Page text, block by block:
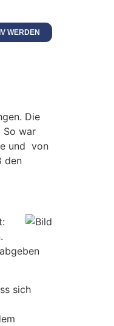
WERDEN
Die
So war
und von
den
sich